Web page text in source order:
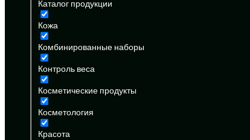
Каталог продукции
Кожа
Комбинированные наборы
Контроль веса
Косметические продукты
Косметология
Красота